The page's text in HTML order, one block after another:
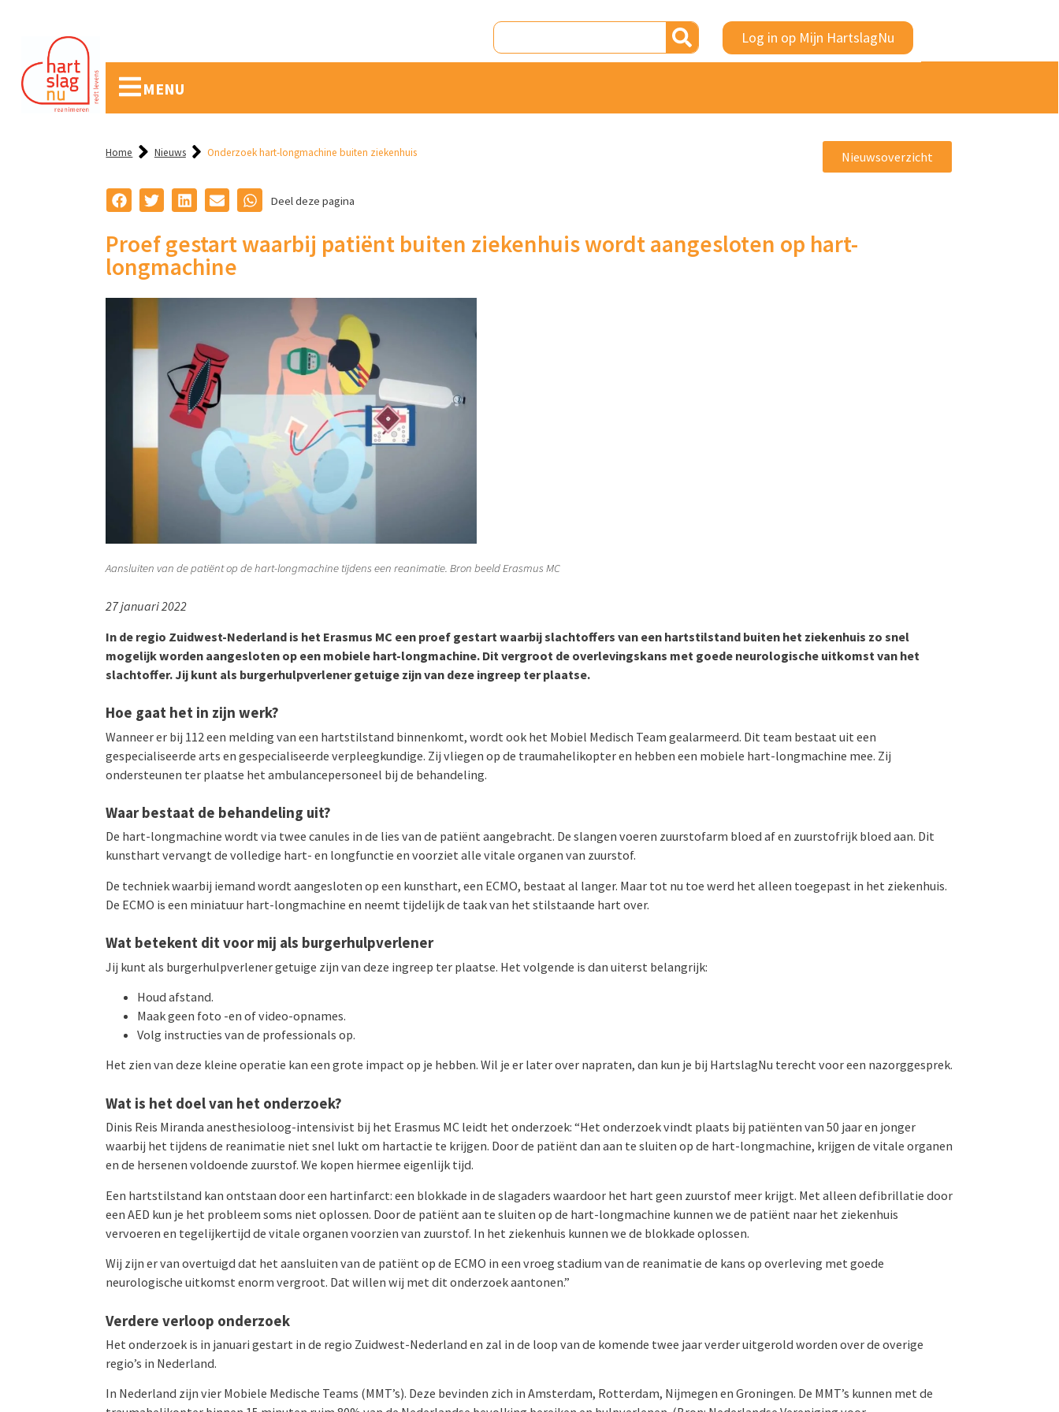
Log in op Mijn HartslagNu
MENU
Home Nieuws Onderzoek hart-longmachine buiten ziekenhuis Nieuwsoverzicht
Deel deze pagina
Proef gestart waarbij patiënt buiten ziekenhuis wordt aangesloten op hart-
longmachine
Aansluiten van de patiënt op de hart-longmachine tijdens een reanimatie. Bron beeld Erasmus MC
27 januari 2022
In de regio Zuidwest-Nederland is het Erasmus MC een proef gestart waarbij slachtoffers van een hartstilstand buiten het ziekenhuis zo snel
mogelijk worden aangesloten op een mobiele hart-longmachine. Dit vergroot de overlevingskans met goede neurologische uitkomst van het
slachtoffer. Jij kunt als burgerhulpverlener getuige zijn van deze ingreep ter plaatse.
Hoe gaat het in zijn werk?
Wanneer er bij 112 een melding van een hartstilstand binnenkomt, wordt ook het Mobiel Medisch Team gealarmeerd. Dit team bestaat uit een
gespecialiseerde arts en gespecialiseerde verpleegkundige. Zij vliegen op de traumahelikopter en hebben een mobiele hart-longmachine mee. Zij
ondersteunen ter plaatse het ambulancepersoneel bij de behandeling.
Waar bestaat de behandeling uit?
De hart-longmachine wordt via twee canules in de lies van de patiënt aangebracht. De slangen voeren zuurstofarm bloed af en zuurstofrijk bloed aan. Dit
kunsthart vervangt de volledige hart- en longfunctie en voorziet alle vitale organen van zuurstof.
De techniek waarbij iemand wordt aangesloten op een kunsthart, een ECMO, bestaat al langer. Maar tot nu toe werd het alleen toegepast in het ziekenhuis.
De ECMO is een miniatuur hart-longmachine en neemt tijdelijk de taak van het stilstaande hart over.
Wat betekent dit voor mij als burgerhulpverlener
Jij kunt als burgerhulpverlener getuige zijn van deze ingreep ter plaatse. Het volgende is dan uiterst belangrijk:
Houd afstand.
Maak geen foto -en of video-opnames.
Volg instructies van de professionals op.
Het zien van deze kleine operatie kan een grote impact op je hebben. Wil je er later over napraten, dan kun je bij HartslagNu terecht voor een nazorggesprek.
Wat is het doel van het onderzoek?
Dinis Reis Miranda anesthesioloog-intensivist bij het Erasmus MC leidt het onderzoek: “Het onderzoek vindt plaats bij patiënten van 50 jaar en jonger
waarbij het tijdens de reanimatie niet snel lukt om hartactie te krijgen. Door de patiënt dan aan te sluiten op de hart-longmachine, krijgen de vitale organen
en de hersenen voldoende zuurstof. We kopen hiermee eigenlijk tijd.
Een hartstilstand kan ontstaan door een hartinfarct: een blokkade in de slagaders waardoor het hart geen zuurstof meer krijgt. Met alleen defibrillatie door
een AED kun je het probleem soms niet oplossen. Door de patiënt aan te sluiten op de hart-longmachine kunnen we de patiënt naar het ziekenhuis
vervoeren en tegelijkertijd de vitale organen voorzien van zuurstof. In het ziekenhuis kunnen we de blokkade oplossen.
Wij zijn er van overtuigd dat het aansluiten van de patiënt op de ECMO in een vroeg stadium van de reanimatie de kans op overleving met goede
neurologische uitkomst enorm vergroot. Dat willen wij met dit onderzoek aantonen.”
Verdere verloop onderzoek
Het onderzoek is in januari gestart in de regio Zuidwest-Nederland en zal in de loop van de komende twee jaar verder uitgerold worden over de overige
regio’s in Nederland.
In Nederland zijn vier Mobiele Medische Teams (MMT’s). Deze bevinden zich in Amsterdam, Rotterdam, Nijmegen en Groningen. De MMT’s kunnen met de